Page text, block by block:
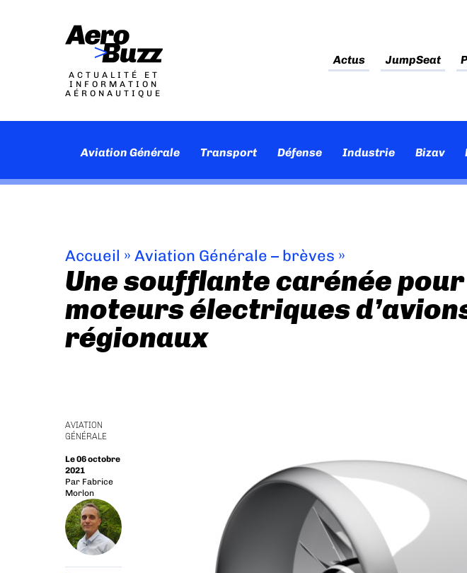
ACTUALITÉ ET
INFORMATION
AÉRONAUTIQUE
Actus JumpSeat
Aviation Générale Transport Défense Industrie Bizav
Accueil » Aviation Générale – brèves »
Une soufflante carénée
moteurs électriques
régionaux
AVIATION
GÉNÉRALE
Le 06 octobre
2021
Par Fabrice
Morlon